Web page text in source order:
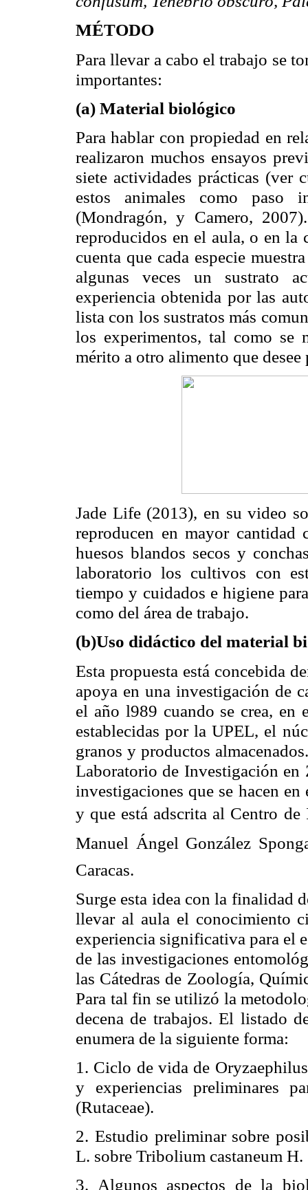
MÉTODO
Para llevar a cabo el trabajo se
importantes:
(a) Material biológico
Para hablar con propiedad en
realizaron muchos ensayos
siete actividades prácticas (ver
estos animales como paso
(Mondragón, y Camero,
reproducidos en el aula, o en la
cuenta que cada especie
algunas veces un sustrato
experiencia obtenida por las
lista con los sustratos más
los experimentos, tal como se
mérito a otro alimento que desee
Jade Life (2013), en su video
reproducen en mayor cantidad
huesos blandos secos y
laboratorio los cultivos con
tiempo y cuidados e higiene
como del área de trabajo.
(b)Uso didáctico del material
Esta propuesta está concebida
apoya en una investigación de
el año l989 cuando se crea, en
establecidas por la UPEL, el
granos y productos
Laboratorio de Investigación
investigaciones que se hacen
y que está adscrita al Centro de
Manuel Ángel González
Caracas.
Surge esta idea con la finalidad
llevar al aula el conocimiento
experiencia significativa para el
de las investigaciones
las Cátedras de Zoología,
Para tal fin se utilizó la
decena de trabajos. El listado
enumera de la siguiente forma:
1. Ciclo de vida de
y experiencias preliminares
(Rutaceae).
2. Estudio preliminar sobre
L. sobre Tribolium castaneum
3. Algunos aspectos de la